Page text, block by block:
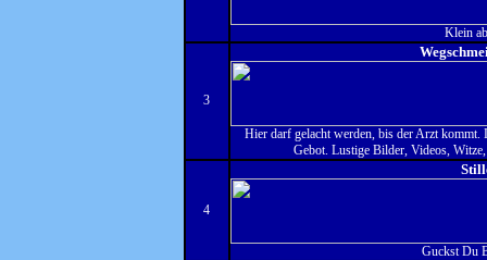
Klein
3
Hier darf gelacht werden, bis der Arzt
Gebot. Lustige Bilder, Videos,
4
Guckst Du